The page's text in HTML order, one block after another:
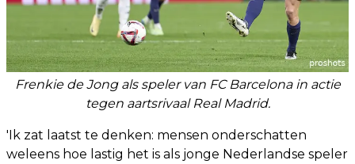
Frenkie de Jong als speler van FC Barcelona in actie
tegen aartsrivaal Real Madrid.
'Ik zat laatst te denken: mensen onderschatten
weleens hoe lastig het is als jonge Nederlandse speler